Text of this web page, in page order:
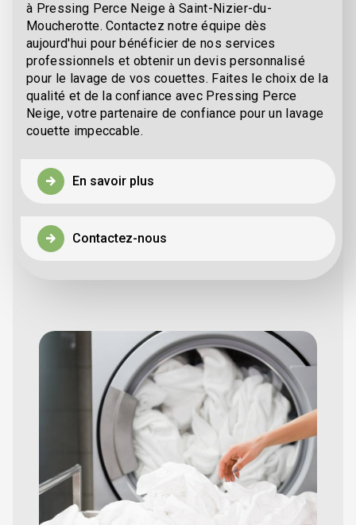
à Pressing Perce Neige à Saint-Nizier-du-
Moucherotte. Contactez notre équipe dès
aujourd'hui pour bénéficier de nos services
professionnels et obtenir un devis personnalisé
pour le lavage de vos couettes. Faites le choix de la
qualité et de la confiance avec Pressing Perce
Neige, votre partenaire de confiance pour un lavage
couette impeccable.
En savoir plus
Contactez-nous